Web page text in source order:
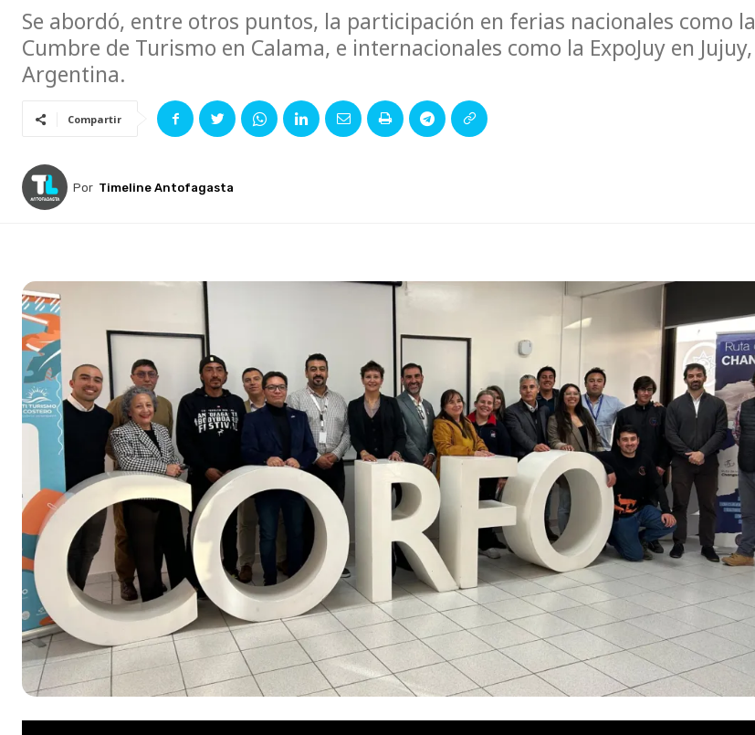
Se abordó, entre otros puntos, la participación en ferias nacionales como la
Cumbre de Turismo en Calama, e internacionales como la ExpoJuy en Jujuy,
Argentina.
Compartir
Por Timeline Antofagasta